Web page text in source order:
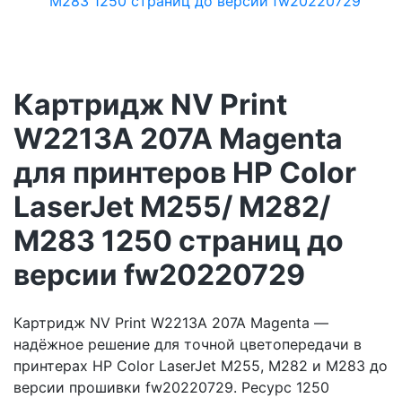
Картридж NV Print
W2213A 207A Magenta
для принтеров HP Color
LaserJet M255/ M282/
M283 1250 страниц до
версии fw20220729
Картридж NV Print W2213A 207A Magenta —
надёжное решение для точной цветопередачи в
принтерах HP Color LaserJet M255, M282 и M283 до
версии прошивки fw20220729. Ресурс 1250